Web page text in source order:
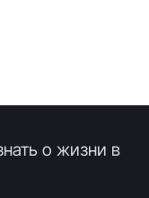
о жизни в